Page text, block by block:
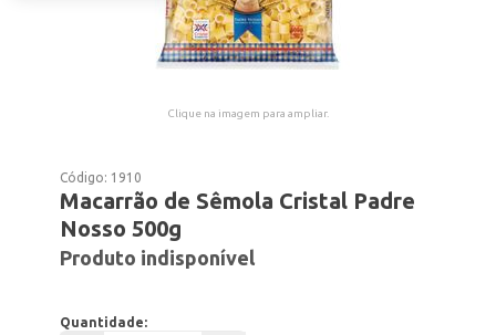
Clique na imagem para ampliar.
Código: 1910
Macarrão de Sêmola Cristal Padre
Nosso 500g
Produto indisponível
Quantidade: